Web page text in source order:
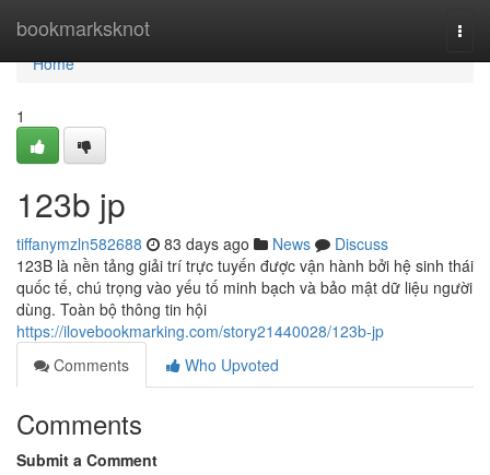
bookmarksknot
Home
Home
1
123b jp
tiffanymzln582688 83 days ago News
Discuss
123B là nền tảng giải trí trực tuyến được vận hành bởi hệ sinh thái
quốc tế, chú trọng vào yếu tố minh bạch và bảo mật dữ liệu người
dùng. Toàn bộ thông tin hội
https://ilovebookmarking.com/story21440028/123b-jp
Comments
Who Upvoted
Comments
Submit a Comment